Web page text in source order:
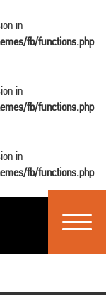
in
fb/functions.php
in
fb/functions.php
in
fb/functions.php
Toggle